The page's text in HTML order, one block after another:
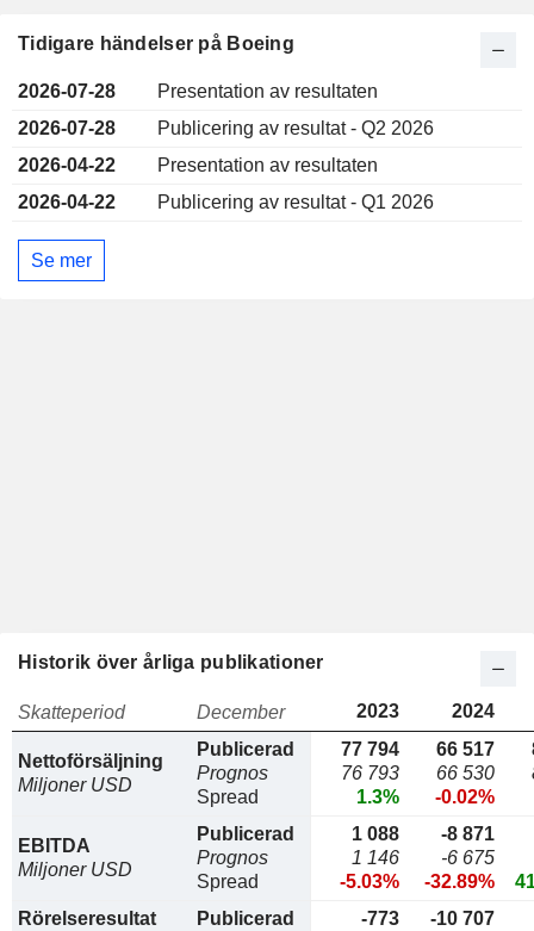
Tidigare händelser på Boeing
2026-07-28
Presentation av resultaten
2026-07-28
Publicering av resultat - Q2 2026
2026-04-22
Presentation av resultaten
2026-04-22
Publicering av resultat - Q1 2026
Se mer
Historik över årliga publikationer
Skatteperiod December 2023 2024
Nettoförsäljning
Miljoner USD
Publicerad
Prognos
Spread
77 794
76 793
1.3%
66 517
66 530
-0.02%
EBITDA
Miljoner USD
Publicerad
Prognos
Spread
1 088
1 146
-5.03%
-8 871
-6 675
-32.89%
Rörelseresultat
Publicerad
-773
-10 707